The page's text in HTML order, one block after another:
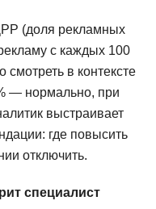
(доля рекламных
с каждых 100
в контексте
— нормально, при
выстраивает
где повысить
отключить.
специалист